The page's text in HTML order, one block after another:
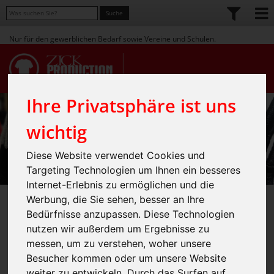
Ihre Privatsphäre ist uns
wichtig
Diese Website verwendet Cookies und
Targeting Technologien um Ihnen ein besseres
Internet-Erlebnis zu ermöglichen und die
Werbung, die Sie sehen, besser an Ihre
Bedürfnisse anzupassen. Diese Technologien
nutzen wir außerdem um Ergebnisse zu
messen, um zu verstehen, woher unsere
Besucher kommen oder um unsere Website
Nur für den gewerblichen Bedarf sowie Vereine und Schulen.
3D-Stick - Plastische
Stickerei für
Textilien mit Wow-